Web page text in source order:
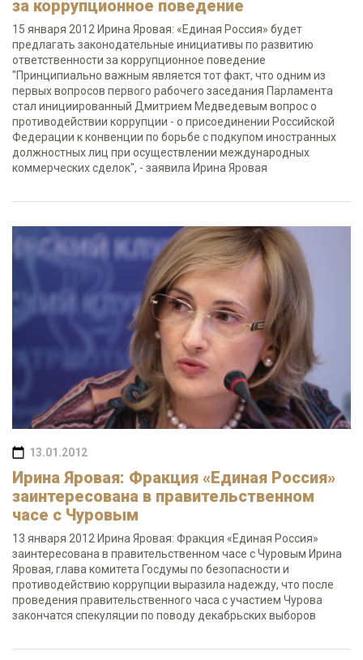
за коррупционное поведение
15 января 2012 Ирина Яровая: «Единая Россия» будет
предлагать законодательные инициативы по развитию
ответственности за коррупционное поведение
"Принципиально важным является тот факт, что одним из
первых вопросов первого рабочего заседания Парламента
стал инициированный Дмитрием Медведевым вопрос о
противодействии коррупции - о присоединении Российской
Федерации к конвенции по борьбе с подкупом иностранных
должностных лиц при осуществлении международных
коммерческих сделок", - заявила Ирина Яровая
13.01.2012
Ирина Яровая: Фракция «Единая Россия»
заинтересована в правительственном
часе с Чуровым
13 января 2012 Ирина Яровая: Фракция «Единая Россия»
заинтересована в правительственном часе с Чуровым Ирина
Яровая, глава комитета Госдумы по безопасности и
противодействию коррупции выразила надежду, что после
проведения правительственного часа с участием Чурова
закончатся спекуляции по поводу декабрьских выборов